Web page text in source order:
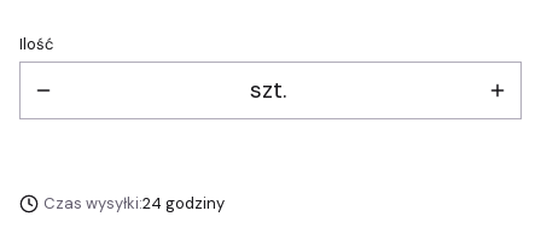
Ilość
szt.
Czas wysyłki:24 godziny